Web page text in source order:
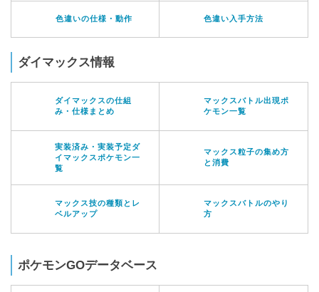
色違いの仕様・動作 色違い入手方法
ダイマックス情報
ダイマックスの仕組
み・仕様まとめ
マックスバトル出現ポ
ケモン一覧
実装済み・実装予定ダ
イマックスポケモン一
覧
マックス粒子の集め方
と消費
マックス技の種類とレ
ベルアップ
マックスバトルのやり
方
ポケモンGOデータベース